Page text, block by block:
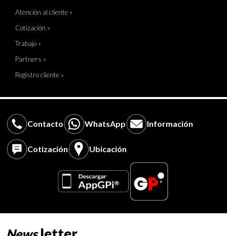
Atención al cliente »
Cotización »
Trabajo »
Partners »
Registro cliente »
Contacto WhatsApp Información
Cotización Ubicación